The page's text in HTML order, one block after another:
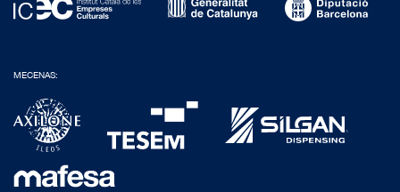
MECENAS: